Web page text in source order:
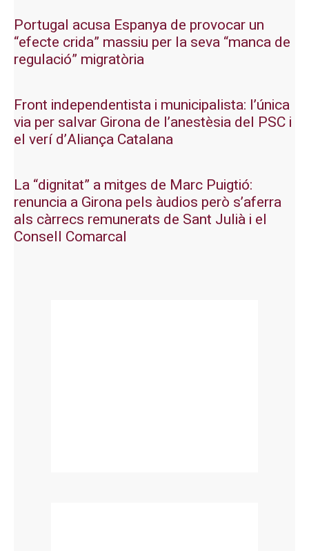
Portugal acusa Espanya de provocar un
“efecte crida” massiu per la seva “manca de
regulació” migratòria
Front independentista i municipalista: l’única
via per salvar Girona de l’anestèsia del PSC i
el verí d’Aliança Catalana
La “dignitat” a mitges de Marc Puigtió:
renuncia a Girona pels àudios però s’aferra
als càrrecs remunerats de Sant Julià i el
Consell Comarcal